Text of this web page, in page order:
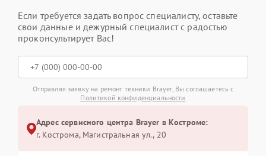
Если требуется задать вопрос специалисту, оставьте
свои данные и дежурный специалист с радостью
проконсультирует Вас!
Отправляя заявку на ремонт техники Brayer, Вы соглашаетесь с
Политикой конфиденциальности
Адрес сервисного центра Brayer в Костроме:
г. Кострома, Магистральная ул., 20